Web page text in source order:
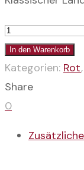
6
Flaschen
„A
guata
Lita“
Landwein
In den Warenkorb
Kategorien: Rot,
Share
0